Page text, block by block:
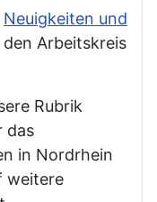
Neuigkeiten und
Arbeitskreis
Rubrik
das
in Nordrhein
weitere